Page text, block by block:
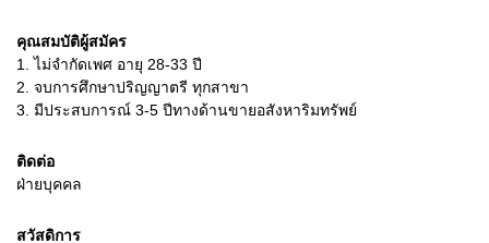
คุณสมบัติผู้สมัคร
1.
ไม่จำกัดเพศ อายุ 28-33 ปี
2. จบการศึกษาปริญญาตรี ทุกสาขา
3. มีประสบการณ์ 3-5 ปีทางด้านขายอสังหาริมทรัพย์
ติดต่อ
ฝ่ายบุคคล
สวัสดิการ